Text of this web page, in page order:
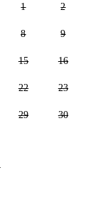
1 2
8 9
15 16
22 23
29 30